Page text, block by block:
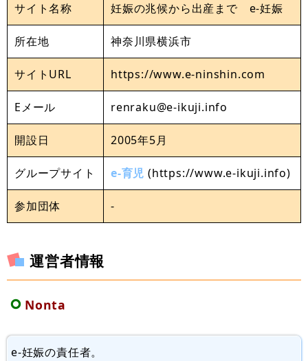
サイト名称 妊娠の兆候から出産まで e-妊娠
所在地 神奈川県横浜市
サイトURL https://www.e-ninshin.com
Eメール renraku@e-ikuji.info
開設日 2005年5月
グループサイト e-育児 (https://www.e-ikuji.info)
参加団体 -
運営者情報
Nonta
e-妊娠の責任者。